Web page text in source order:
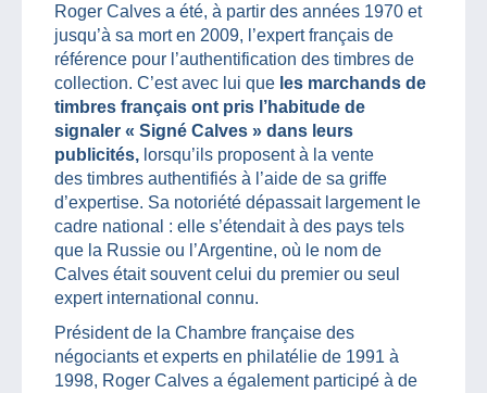
Roger Calves a été, à partir des années 1970 et
jusqu’à sa mort en 2009, l’expert français de
référence pour l’authentification des timbres de
collection. C’est avec lui que les marchands de
timbres français ont pris l’habitude de
signaler « Signé Calves » dans leurs
publicités, lorsqu’ils proposent à la vente
des timbres authentifiés à l’aide de sa griffe
d’expertise. Sa notoriété dépassait largement le
cadre national : elle s’étendait à des pays tels
que la Russie ou l’Argentine, où le nom de
Calves était souvent celui du premier ou seul
expert international connu.
Président de la Chambre française des
négociants et experts en philatélie de 1991 à
1998, Roger Calves a également participé à de